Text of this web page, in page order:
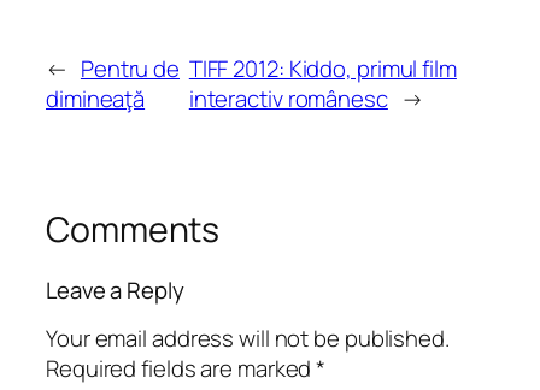
← Pentru de
dimineaţă
TIFF 2012: Kiddo, primul film
interactiv românesc →
Comments
Leave a Reply
Your email address will not be published.
Required fields are marked*